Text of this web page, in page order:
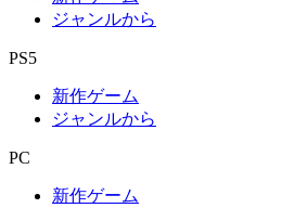
ジャンルから
PS5
新作ゲーム
ジャンルから
PC
新作ゲーム